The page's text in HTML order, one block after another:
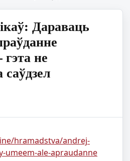
Дараваць
не
hramadstva/andrej-
umeem-ale-apraudanne